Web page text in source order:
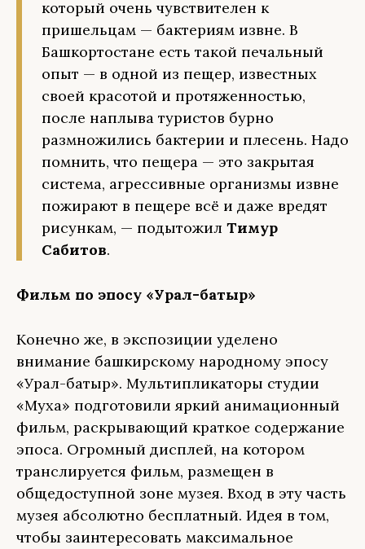
который очень чувствителен к
пришельцам — бактериям извне. В
Башкортостане есть такой печальный
опыт — в одной из пещер, известных
своей красотой и протяженностью,
после наплыва туристов бурно
размножились бактерии и плесень. Надо
помнить, что пещера — это закрытая
система, агрессивные организмы извне
пожирают в пещере всё и даже вредят
рисункам, — подытожил Тимур
Сабитов.
Фильм по эпосу «Урал-батыр»
Конечно же, в экспозиции уделено
внимание башкирскому народному эпосу
«Урал-батыр». Мультипликаторы студии
«Муха» подготовили яркий анимационный
фильм, раскрывающий краткое содержание
эпоса. Огромный дисплей, на котором
транслируется фильм, размещен в
общедоступной зоне музея. Вход в эту часть
музея абсолютно бесплатный. Идея в том,
чтобы заинтересовать максимальное